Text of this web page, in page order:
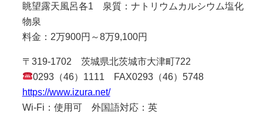
眺望露天風呂各1 泉質：ナトリウムカルシウム塩化
物泉
料金：2万900円～8万9,100円
〒319-1702 茨城県北茨城市大津町722
0293（46）1111 FAX0293（46）5748
https://www.izura.net/
Wi-Fi：使用可 外国語対応：英